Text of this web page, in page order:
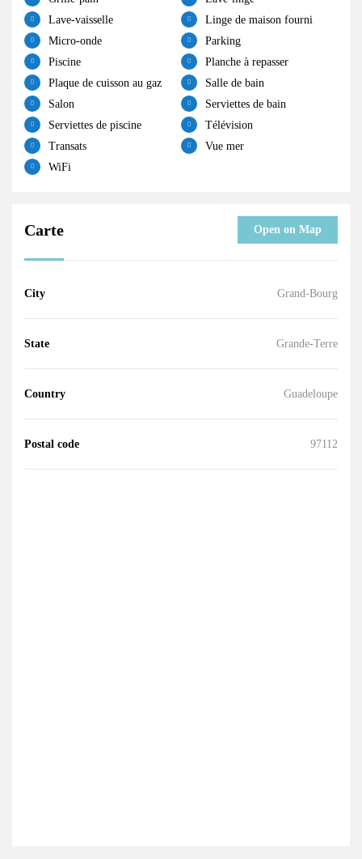
Lave-vaisselle
Linge de maison fourni
Micro-onde
Parking
Piscine
Planche à repasser
Plaque de cuisson au gaz
Salle de bain
Salon
Serviettes de bain
Serviettes de piscine
Télévision
Transats
Vue mer
WiFi
Carte Open on Map
City Grand-Bourg
State Grande-Terre
Country Guadeloupe
Postal code 97112